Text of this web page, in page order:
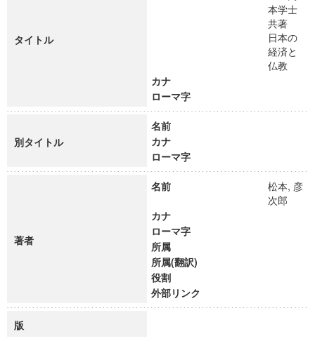
タイトル
本学士
共著
日本の
経済と
仏教
カナ
ローマ字
別タイトル
名前
カナ
ローマ字
著者
名前
松本, 彦
次郎
カナ
ローマ字
所属
所属(翻訳)
役割
外部リンク
版